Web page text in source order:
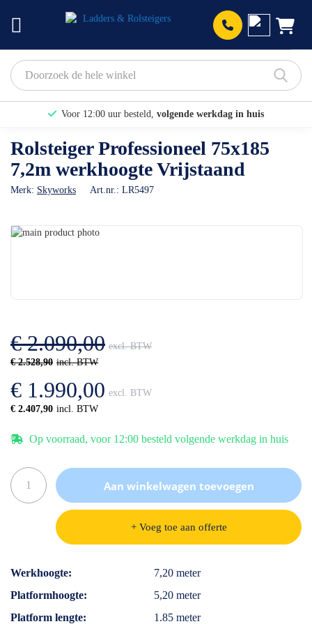
Voor 12:00 uur besteld, volgende werkdag in huis
Bekijk hier onze Actiepagina
Binnen 1 dag eengratis offerte
Rolsteiger Professioneel 75x185
7,2m werkhoogte Vrijstaand
Merk: Skyworks Art.nr.: LR5497
Ga
gallerij
€ 2.528,90
€ 2.090,00
€ 2.407,90
€ 1.990,00
Op voorraad, voor 12:00 besteld volgende werkdag in huis
Aan winkelwagen toevoegen
+ Voeg toe aan offerte
Specificaties
Werkhoogte
7,20 meter
Platformhoogte
5,20 meter
Platform lengte
1.85 meter